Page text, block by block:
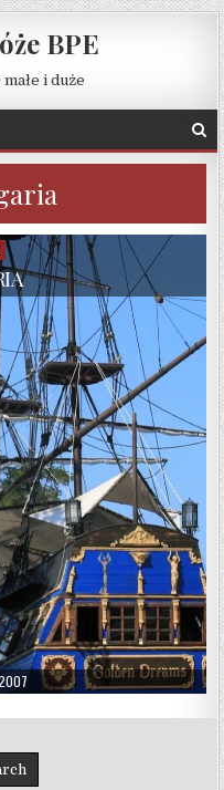
BPE
i duże